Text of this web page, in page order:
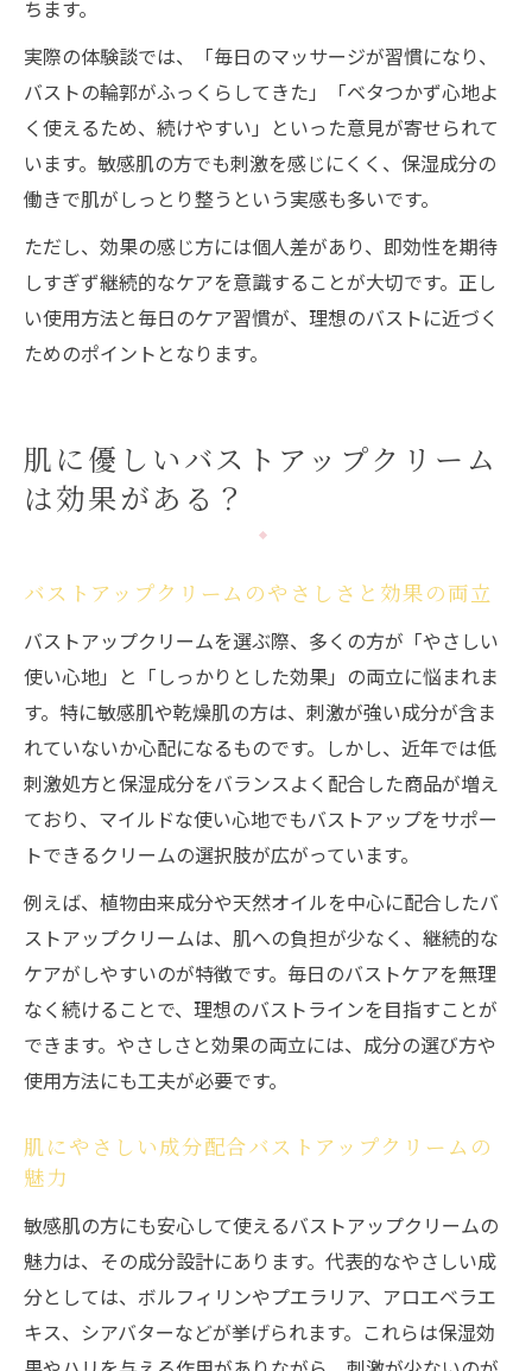
ちます。
実際の体験談では、「毎日のマッサージが習慣になり、
バストの輪郭がふっくらしてきた」「ベタつかず心地よ
く使えるため、続けやすい」といった意見が寄せられて
います。敏感肌の方でも刺激を感じにくく、保湿成分の
働きで肌がしっとり整うという実感も多いです。
ただし、効果の感じ方には個人差があり、即効性を期待
しすぎず継続的なケアを意識することが大切です。正し
い使用方法と毎日のケア習慣が、理想のバストに近づく
ためのポイントとなります。
肌に優しいバストアップクリーム
は効果がある？
バストアップクリームのやさしさと効果の両立
バストアップクリームを選ぶ際、多くの方が「やさしい
使い心地」と「しっかりとした効果」の両立に悩まれま
す。特に敏感肌や乾燥肌の方は、刺激が強い成分が含ま
れていないか心配になるものです。しかし、近年では低
刺激処方と保湿成分をバランスよく配合した商品が増え
ており、マイルドな使い心地でもバストアップをサポー
トできるクリームの選択肢が広がっています。
例えば、植物由来成分や天然オイルを中心に配合したバ
ストアップクリームは、肌への負担が少なく、継続的な
ケアがしやすいのが特徴です。毎日のバストケアを無理
なく続けることで、理想のバストラインを目指すことが
できます。やさしさと効果の両立には、成分の選び方や
使用方法にも工夫が必要です。
肌にやさしい成分配合バストアップクリームの
魅力
敏感肌の方にも安心して使えるバストアップクリームの
魅力は、その成分設計にあります。代表的なやさしい成
分としては、ボルフィリンやプエラリア、アロエベラエ
キス、シアバターなどが挙げられます。これらは保湿効